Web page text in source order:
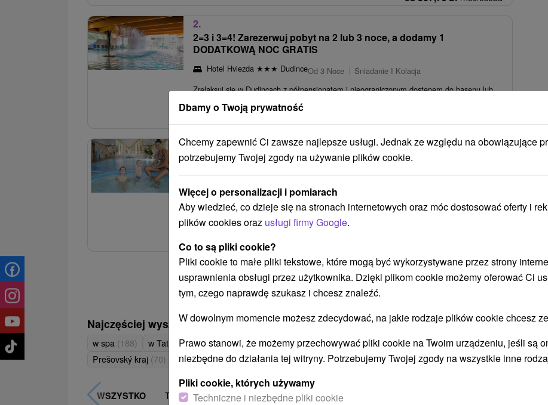
2.
2=3 i 3=4! Zarezerwuj pobyt na 2 lub 3 noce, a dodamy 1
DODATKOWĄ NOC GRATIS
Hotel Hviezda ★★★ DudinceOd 3 Noce
Śniadanie I Kolacja
Zrelaksuj się w Dudincach z półpensjonatem i nieograniczonym dostępem do basenu lub
jacuzzi. Cena obejmuje masaż, okład borowinowy,...
3.
Wspaniały wypoczynek pod Tatrami ze zniżką do 26 % z
obiadokolacją i nielimitowanym wellness
Sipox Szczyrba Hotel★ ★★Od 2 Noce
Oferta obejmuje pobyt z wyżywieniem i nielimitowany dostęp do centrum relaksu z
basenami i saunami. Do dyspozycji gości są obiekty sportowe,...
Zobacz więcej
Najczęściej wyszukiwane
w spa (188) w Tatrach(89) Považie(81) Žilinský kraj(78) Severné Slovensko(78)
Prešovský kraj (70) Považský Inovec(62) Pokaż wszystko
WSZYSTKO TOP - BESTSELLERY NAJTAŃSZE NAJDROŻSZE
Dbamy o Twoją prywatność
Chcemy zapewnić Ci zawsze najlepsze usługi. Jednak ze względu na obowiązujące
potrzebujemy Twojej zgody na używanie plików cookie.
Więcej o personalizacji i pomiarach
Aby wiedzieć, co dzieje się na stronach internetowych oraz móc dostosować oferty i
plików cookies oraz usługi firmy Google.
Co to są pliki cookie?
Pliki cookie to małe pliki tekstowe, które mogą być wykorzystywane przez strony
usprawnienia obsługi przez użytkownika. Dzięki plikom cookie możemy oferować Ci
tym, czego naprawdę szukasz i chcesz znaleźć.
W dowolnym momencie możesz zdecydować, na jakie rodzaje plików cookie chcesz
Prawo stanowi, że możemy przechowywać pliki cookie na Twoim urządzeniu, jeśli są
niezbędne do działania tej witryny. Potrzebujemy Twojej zgody na wszystkie inne
Pliki cookie, których używamy
Techniczne i niezbędne pliki cookie